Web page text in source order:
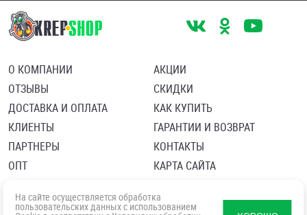
О КОМПАНИИ
ОТЗЫВЫ
ДОСТАВКА И ОПЛАТА
КЛИЕНТЫ
ПАРТНЕРЫ
ОПТ
АКЦИИ
СКИДКИ
КАК КУПИТЬ
ГАРАНТИИ И ВОЗВРАТ
КОНТАКТЫ
КАРТА САЙТА
Политика в отношении обработки персональных данных
Согласие посетителя сайта на обработку персональных данны
На сайте осуществляется обработка
пользовательских данных с использованием